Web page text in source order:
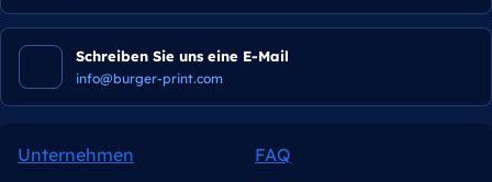
Schreiben Sie uns eine E-Mail
info@burger-print.com
Unternehmen
FAQ